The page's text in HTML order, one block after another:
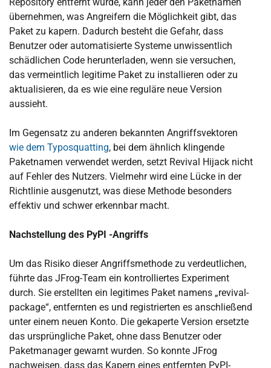
übernehmen, was Angreifern die Möglichkeit gibt, das
Paket zu kapern. Dadurch besteht die Gefahr, dass
Benutzer oder automatisierte Systeme unwissentlich
schädlichen Code herunterladen, wenn sie versuchen,
das vermeintlich legitime Paket zu installieren oder zu
aktualisieren, da es wie eine reguläre neue Version
aussieht.
Im Gegensatz zu anderen bekannten Angriffsvektoren
wie dem Typosquatting, bei dem ähnlich klingende
Paketnamen verwendet werden, setzt Revival Hijack nicht
auf Fehler des Nutzers. Vielmehr wird eine Lücke in der
Richtlinie ausgenutzt, was diese Methode besonders
effektiv und schwer erkennbar macht.
Nachstellung des PyPI -Angriffs
Um das Risiko dieser Angriffsmethode zu verdeutlichen,
führte das JFrog-Team ein kontrolliertes Experiment
durch. Sie erstellten ein legitimes Paket namens „revival-
package“, entfernten es und registrierten es anschließend
unter einem neuen Konto. Die gekaperte Version ersetzte
das ursprüngliche Paket, ohne dass Benutzer oder
Paketmanager gewarnt wurden. So konnte JFrog
nachweisen, dass das Kapern eines entfernten PyPI-